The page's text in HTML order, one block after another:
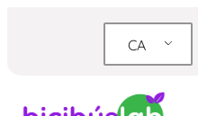
CA